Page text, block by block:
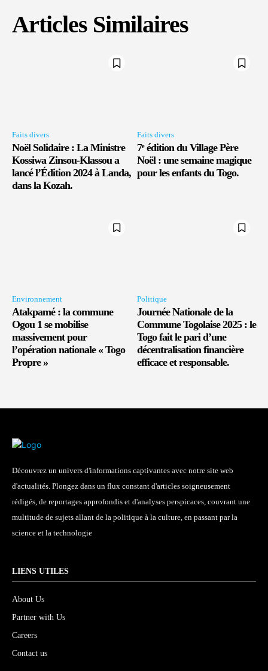
Articles Similaires
Faits divers
Noël Solidaire : La Ministre
Kossiwa Zinsou-Klassou a
lancé l’Édition 2024 à Landa,
dans la Kozah.
Faits divers
7ᵉ édition du Village Père
Noël : une semaine magique
pour les enfants du Togo.
Environnement
Atakpamé : la commune
Ogou 1 se mobilise
massivement pour
l’opération nationale « Togo
Propre »
Politique
Journée Nationale de la
Commune Togolaise 2025 : le
Togo fait le pari d’une
décentralisation financière
efficace et responsable.
Découvrez un univers d'informations captivantes avec notre site web
d'actualités. Plongez dans un flux constant d'articles soigneusement
rédigés, de reportages approfondis et d'analyses perspicaces, couvrant une
multitude de sujets allant de la politique à la culture, en passant par la
science et la technologie
LIENS UTILES
About Us
Partner with Us
Careers
Contact us